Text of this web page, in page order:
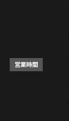
営業時間